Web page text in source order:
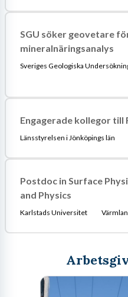
SGU söker geovetare
mineralnäringsanalys
Sveriges Geologiska
Engagerade kollegor till
Länsstyrelsen i Jönköpings län
Postdoc in Surface
and Physics
Karlstads Universitet